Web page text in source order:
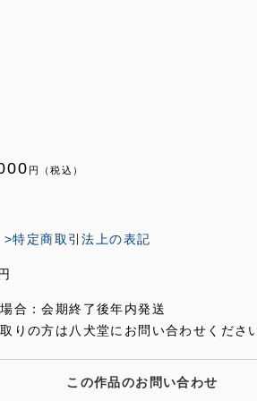
円（税込）
>特定商取引法上の表記
合：会期終了後年内発送
りの方は八犬堂にお問い合わせくださ
この作品のお問い合わせ